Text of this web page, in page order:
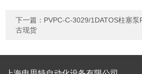
下一篇： PVPC-C-3029/1DATOS柱塞
古现货